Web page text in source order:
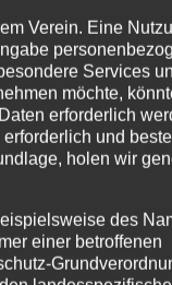
Wurfmaterial
bitte jeden
ihr auf die Seite
bitte alle
Verein. Eine
Services
möchte,
erforderlich
und
holen wir
des
einer betroffenen